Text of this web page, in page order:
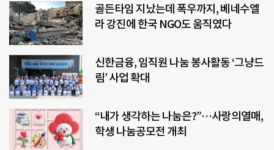
골든타임 지났는데 폭우까지, 베네수엘
라 강진에 한국 NGO도 움직였다
신한금융, 임직원 나눔 봉사활동 ‘그냥드
림’ 사업 확대
“내가 생각하는 나눔은?”…사랑의열매,
학생 나눔공모전 개최